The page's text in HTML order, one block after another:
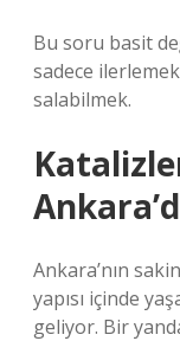
Bu soru basit
sadece
salabilmek.
Ankara’nın
yapısı içinde
geliyor. Bir